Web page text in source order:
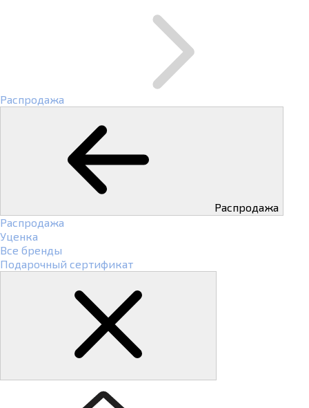
Распродажа
Распродажа
Распродажа
Уценка
Все бренды
Подарочный сертификат